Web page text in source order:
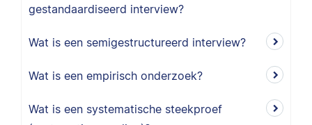
gestandaardiseerd interview?
Wat is een semigestructureerd interview?
Wat is een empirisch onderzoek?
Wat is een systematische steekproef